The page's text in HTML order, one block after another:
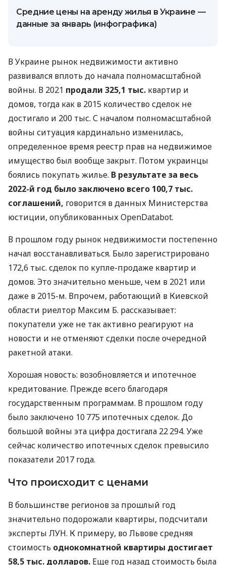
Средние цены на аренду жилья в Украине —
данные за январь (инфографика)
В Украине рынок недвижимости активно
развивался вплоть до начала полномасштабной
войны. В 2021 продали 325,1 тыс. квартир и
домов, тогда как в 2015 количество сделок не
достигало и 200 тыс. С началом полномасштабной
войны ситуация кардинально изменилась,
определенное время реестр прав на недвижимое
имущество был вообще закрыт. Потом украинцы
боялись покупать жилье. В результате за весь
2022-й год было заключено всего 100,7 тыс.
соглашений, говорится в данных Министерства
юстиции, опубликованных OpenDatabot.
В прошлом году рынок недвижимости постепенно
начал восстанавливаться. Было зарегистрировано
172,6 тыс. сделок по купле-продаже квартир и
домов. Это значительно меньше, чем в 2021 или
даже в 2015-м. Впрочем, работающий в Киевской
области риелтор Максим Б. рассказывает:
покупатели уже не так активно реагируют на
новости и не отменяют сделки после очередной
ракетной атаки.
Хорошая новость: возобновляется и ипотечное
кредитование. Прежде всего благодаря
государственным программам. В прошлом году
было заключено 10 775 ипотечных сделок. До
большой войны эта цифра достигала 22 294. Уже
сейчас количество ипотечных сделок превысило
показатели 2017 года.
Что происходит с ценами
В большинстве регионов за прошлый год
значительно подорожали квартиры, подсчитали
эксперты ЛУН. К примеру, во Львове средняя
стоимость однокомнатной квартиры достигает
58,5 тыс. долларов. Еще год назад стоимость была